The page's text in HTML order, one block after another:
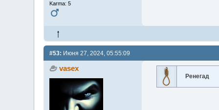
Karma: 5
#53: Июня 27, 2024, 05:55:09
vasex
Ренегад